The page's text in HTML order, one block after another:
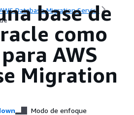
Database Migration Service
base de
como
AWS
Migration
Modo de enfoque